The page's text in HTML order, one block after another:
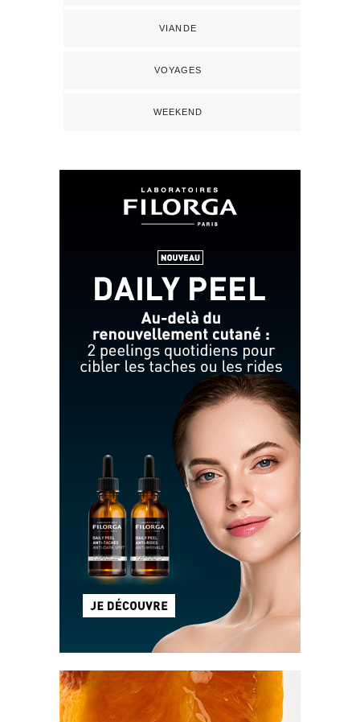
VIANDE
VOYAGES
WEEKEND